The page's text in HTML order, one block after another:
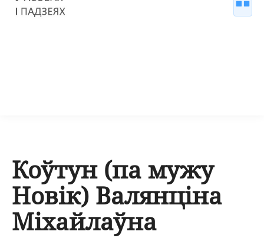
Коўтун (па мужу
Новік) Валянціна
Міхайлаўна